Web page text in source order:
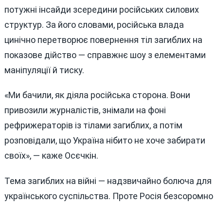
потужні інсайди зсередини російських силових
структур. За його словами, російська влада
цинічно перетворює повернення тіл загиблих на
показове дійство — справжнє шоу з елементами
маніпуляції й тиску.
«Ми бачили, як діяла російська сторона. Вони
привозили журналістів, знімали на фоні
рефрижераторів із тілами загиблих, а потім
розповідали, що Україна нібито не хоче забирати
своїх», — каже Осєчкін.
Тема загиблих на війні — надзвичайно болюча для
українського суспільства. Проте Росія безсоромно